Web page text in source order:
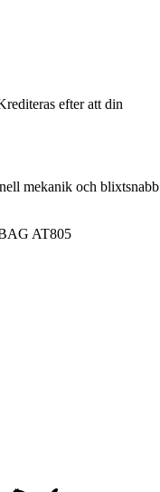
efter att din
mekanik och blixtsnabb
AT805